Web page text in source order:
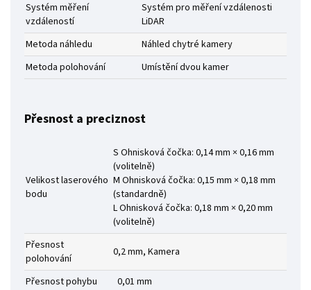
Systém měření
vzdáleností
Systém pro měření vzdálenosti
LiDAR
Metoda náhledu
Náhled chytré kamery
Metoda polohování
Umístění dvou kamer
Přesnost a preciznost
Velikost laserového
bodu
S Ohnisková čočka: 0,14 mm × 0,16 mm
(volitelně)
M Ohnisková čočka: 0,15 mm × 0,18 mm
(standardně)
L Ohnisková čočka: 0,18 mm × 0,20 mm
(volitelně)
Přesnost
polohování
0,2 mm, Kamera
Přesnost pohybu 0,01 mm